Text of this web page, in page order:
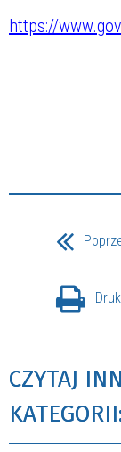
https://
CZYTAJ